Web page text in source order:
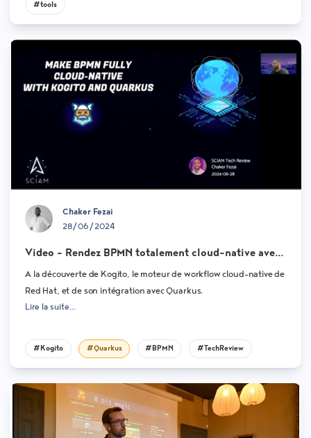
#tools
Chaker Fezai
28/06/2024
Video - Rendez BPMN totalement cloud-native avec
Quarkus et Kogito
A la découverte de Kogito, le moteur de workflow cloud-native de
Red Hat, et de son intégration avec Quarkus.
Lire la suite...
#Kogito #Quarkus #BPMN #TechReview